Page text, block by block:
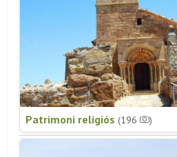
Patrimoni religiós (196 )